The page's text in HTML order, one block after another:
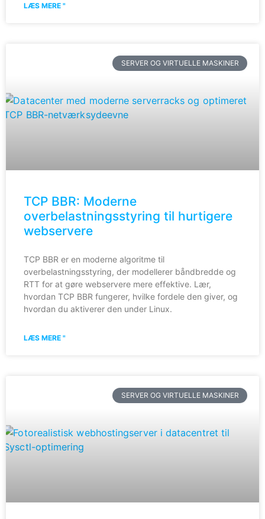
LÆS MERE "
SERVER OG VIRTUELLE MASKINER
TCP BBR: Moderne
overbelastningsstyring til hurtigere
webservere
TCP BBR er en moderne algoritme til
overbelastningsstyring, der modellerer båndbredde og
RTT for at gøre webservere mere effektive. Lær,
hvordan TCP BBR fungerer, hvilke fordele den giver, og
hvordan du aktiverer den under Linux.
LÆS MERE "
SERVER OG VIRTUELLE MASKINER